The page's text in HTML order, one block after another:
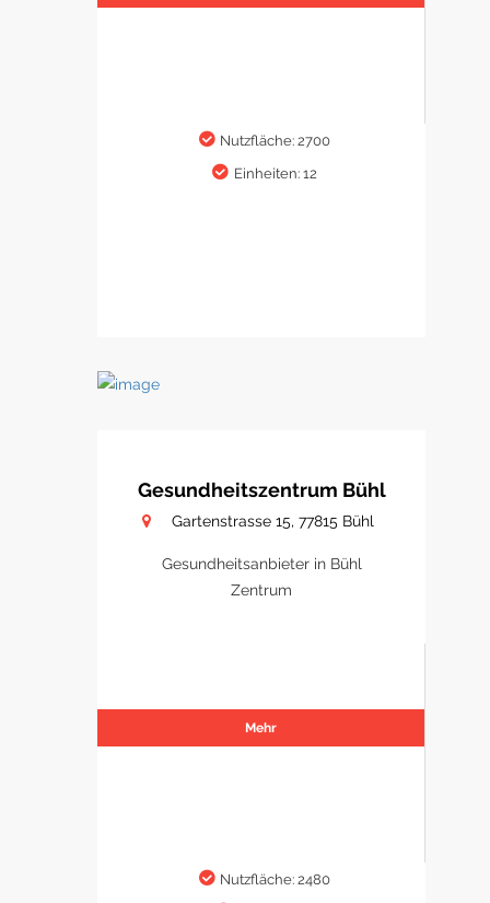
Nutzfläche: 2700
Einheiten: 12
Gesundheitszentrum Bühl
Gartenstrasse 15, 77815 Bühl
Gesundheitsanbieter in Bühl
Zentrum
Mehr
Nutzfläche: 2480